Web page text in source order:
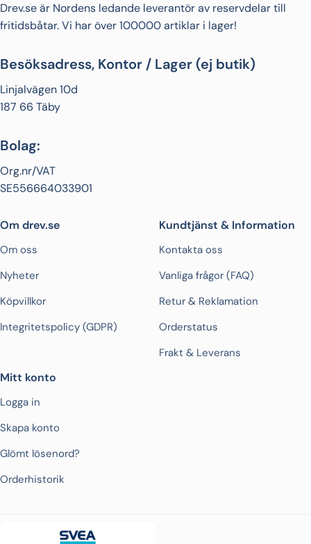
Drev.se är Nordens ledande leverantör av reservdelar till
fritidsbåtar. Vi har över 100000 artiklar i lager!
Besöksadress, Kontor / Lager (ej butik)
Linjalvägen 10d
187 66 Täby
Bolag:
Org.nr/VAT
SE556664033901
Om drev.se
Om oss
Nyheter
Köpvillkor
Integritetspolicy (GDPR)
Kundtjänst & Information
Kontakta oss
Vanliga frågor (FAQ)
Retur & Reklamation
Orderstatus
Frakt & Leverans
Mitt konto
Logga in
Skapa konto
Glömt lösenord?
Orderhistorik